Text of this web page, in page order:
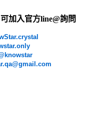
加入官方line@詢問